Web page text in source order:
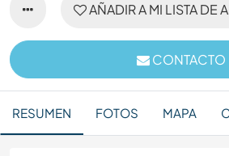
AÑADIR A MI LISTA DE
CONTACTO
RESUMEN FOTOS MAPA